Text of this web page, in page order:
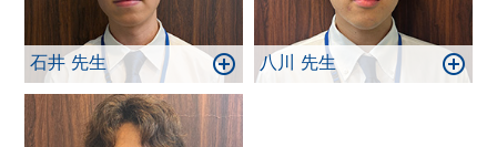
石井 先生 八川 先生